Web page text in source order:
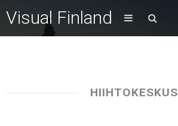
Visual Finland
HIIHTOKESKUS